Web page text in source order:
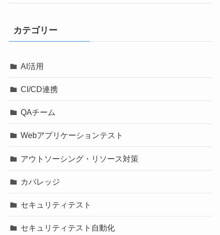
カテゴリー
AI活用
CI/CD連携
QAチーム
Webアプリケーションテスト
アウトソーシング・リソース対策
カバレッジ
セキュリティテスト
セキュリティテスト自動化